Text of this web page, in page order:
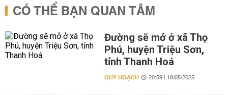
CÓ THỂ BẠN QUAN TÂM
Đường sẽ mở ở xã Thọ
Phú, huyện Triệu Sơn,
tỉnh Thanh Hoá
QUY HOẠCH 20:59 | 18/05/2025